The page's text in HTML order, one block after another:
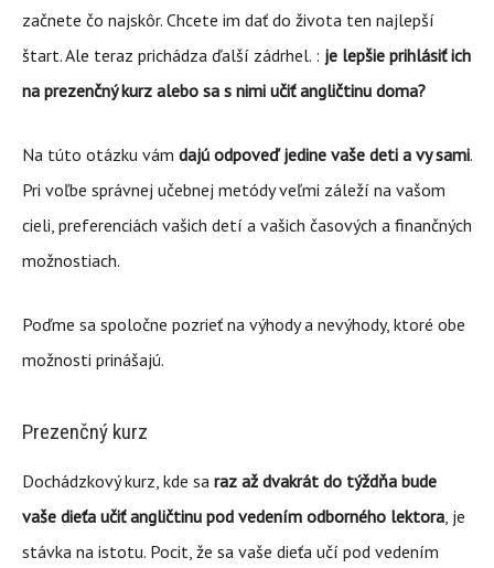
začnete čo najskôr. Chcete im dať do života ten najlepší
štart. Ale teraz prichádza ďalší zádrhel. : je lepšie prihlásiť ich
na prezenčný kurz alebo sa s nimi učiť angličtinu doma?
Na túto otázku vám dajú odpoveď jedine vaše deti a vy sami.
Pri voľbe správnej učebnej metódy veľmi záleží na vašom
cieli, preferenciách vašich detí a vašich časových a finančných
možnostiach.
Poďme sa spoločne pozrieť na výhody a nevýhody, ktoré obe
možnosti prinášajú.
Prezenčný kurz
Dochádzkový kurz, kde sa raz až dvakrát do týždňa bude
vaše dieťa učiť angličtinu pod vedením odborného lektora, je
stávka na istotu. Pocit, že sa vaše dieťa učí pod vedením